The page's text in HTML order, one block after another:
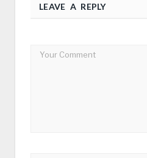
LEAVE A REPLY